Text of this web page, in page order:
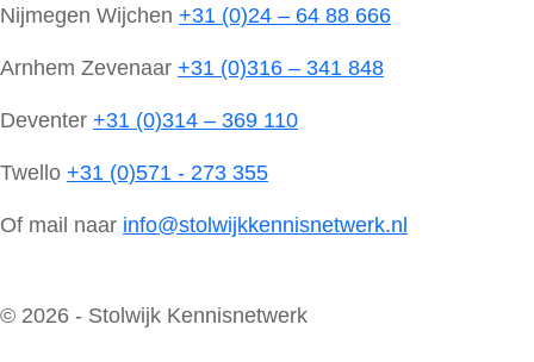
Nijmegen Wijchen +31 (0)24 – 64 88 666
Arnhem Zevenaar +31 (0)316 – 341 848
Deventer +31 (0)314 – 369 110
Twello +31 (0)571 - 273 355
Of mail naar info@stolwijkkennisnetwerk.nl
© 2026 - Stolwijk Kennisnetwerk